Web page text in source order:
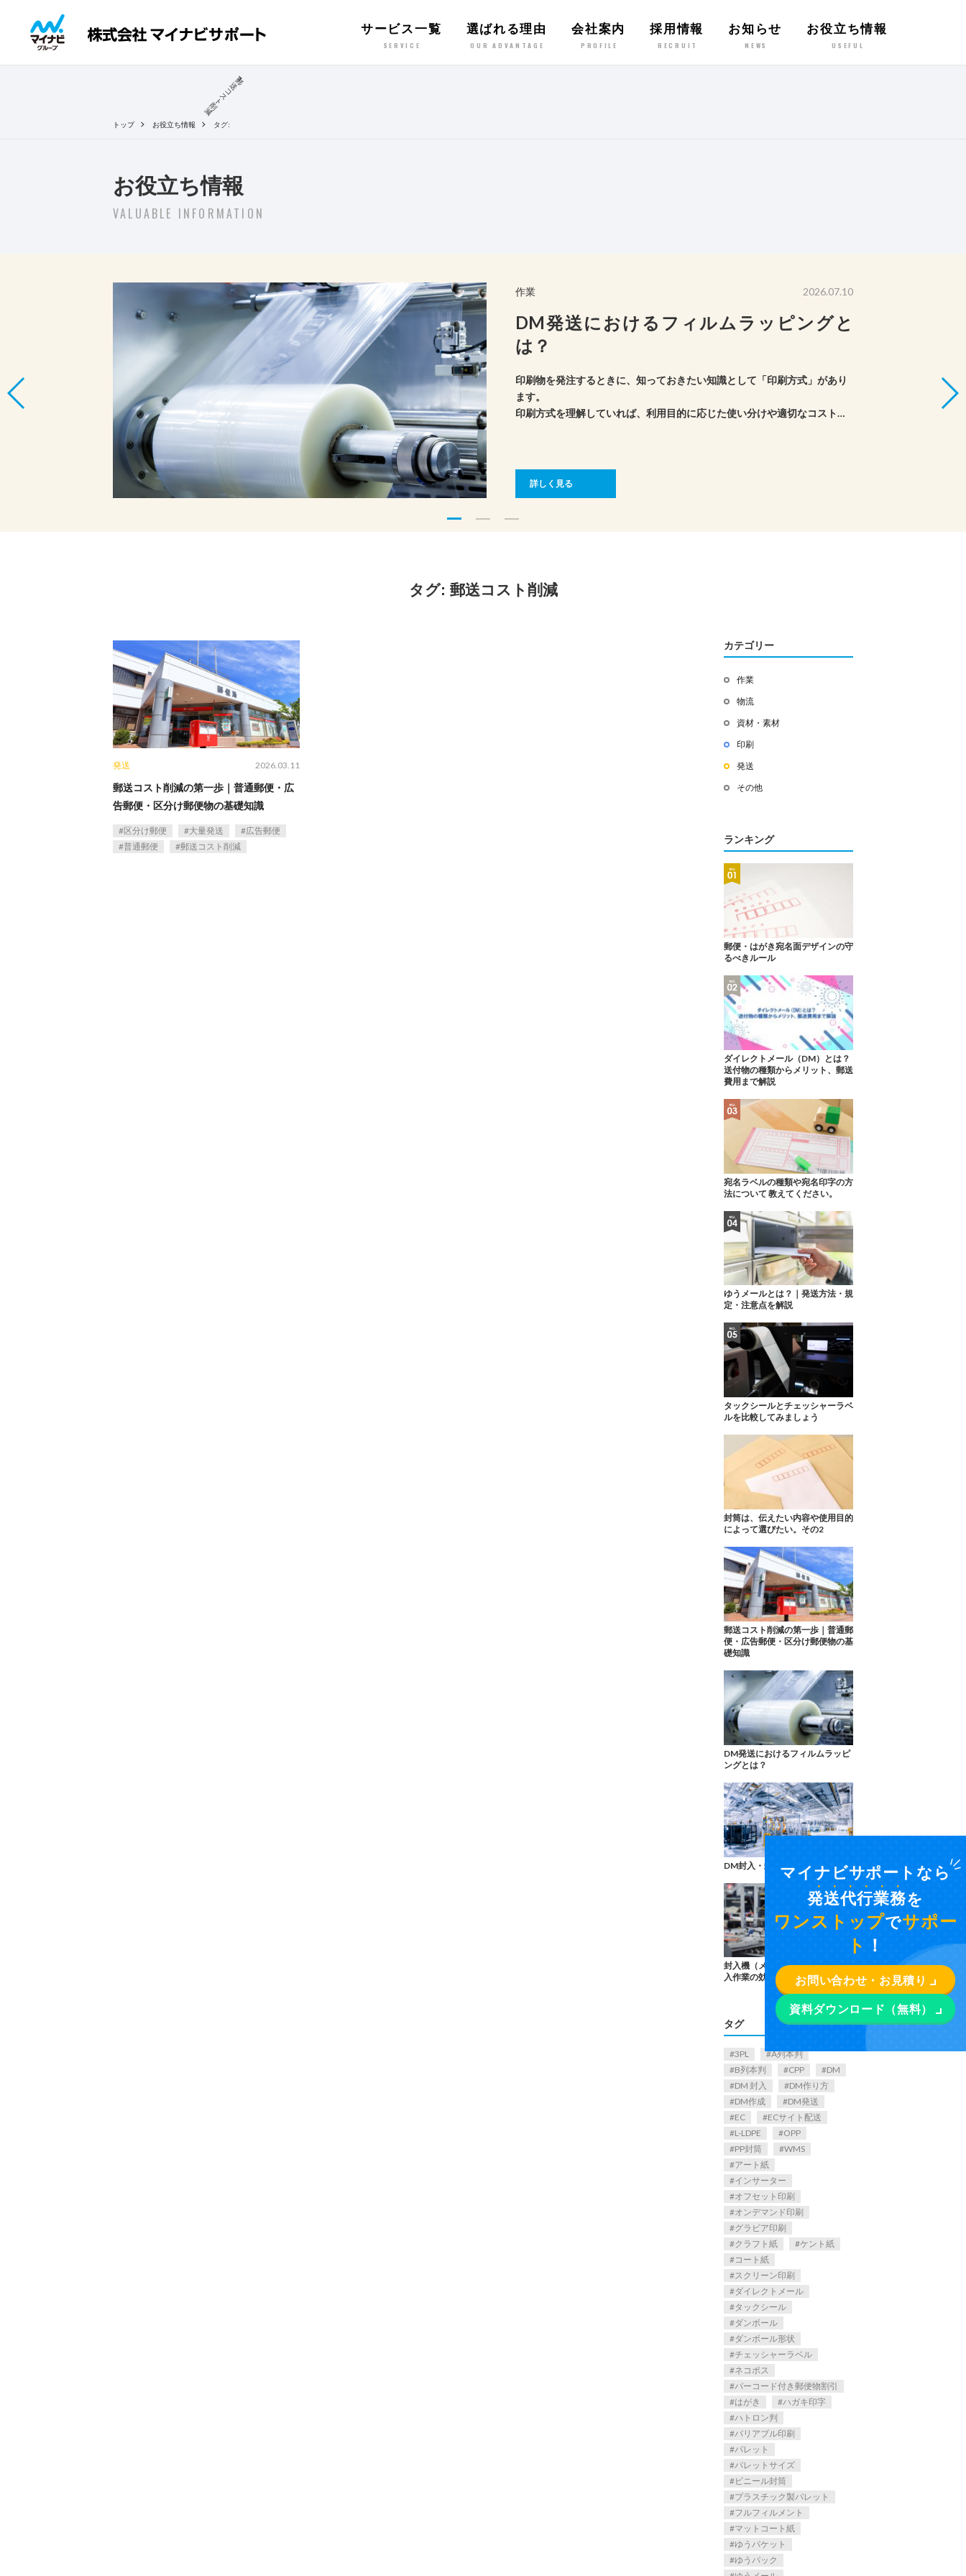
サービス一覧
SERVICE
選ばれる理由
OUR ADVANTAGE
会社案内
PROFILE
採用情報
RECRUIT
お知らせ
NEWS
お役立ち情報
USEFUL
マイナビサポートなら
発送代行業務を
ワンストップでサポー
ト ！
お問い合わせ・お見積り
資料ダウンロード（無料）
トップ お役立ち情報 タグ:
郵
送
コ
ス
ト
削
減
お役立ち情報
VALUABLE INFORMATION
刷方式」があり
適切なコスト管
作業 2026.07.10
DM発送におけるフィルムラッピングと
は？
印刷物を発注するときに、知っておきたい知識として「印刷方式」があり
ます。
印刷方式を理解していれば、利用目的に応じた使い分けや適切なコスト管
詳しく見る
タグ: 郵送コスト削減
発送 2026.03.11
郵送コスト削減の第一歩｜普通郵便・広
告郵便・区分け郵便物の基礎知識
区分け郵便 大量発送
広告郵便
普通郵便
郵送コスト削減
カテゴリー
作業
物流
資材・素材
印刷
発送
その他
ランキング
郵便・はがき宛名面デザインの守
るべきルール
ダイレクトメール（DM）とは？
送付物の種類からメリット、郵送
費用まで解説
宛名ラベルの種類や宛名印字の方
法について 教えてください。
ゆうメールとは？｜発送方法・規
定・注意点を解説
タックシールとチェッシャーラベ
ルを比較してみましょう
封筒は、伝えたい内容や使用目的
によって選びたい。その2
郵送コスト削減の第一歩｜普通郵
便・広告郵便・区分け郵便物の基
礎知識
DM発送におけるフィルムラッピ
ングとは？
DM封入・封緘の機械が丸わかり
封入機（メールロボ）を解説｜封
入作業の効率化の鍵
タグ
3PL
A列本判
B列本判
CPP
DM
DM 封入
DM作り方
DM作成
DM発送
EC
ECサイト配送
L-LDPE
OPP
PP封筒
WMS
アート紙
インサーター
オフセット印刷
オンデマンド印刷
グラビア印刷
クラフト紙
ケント紙
コート紙
スクリーン印刷
ダイレクトメール
タックシール
ダンボール
ダンボール形状
チェッシャーラベル
ネコポス
バーコード付き郵便物割引
はがき
ハガキ印字
ハトロン判
バリアブル印刷
パレット
パレットサイズ
ビニール封筒
プラスチック製パレット
フルフィルメント
マットコート紙
ゆうパケット
ゆうパック